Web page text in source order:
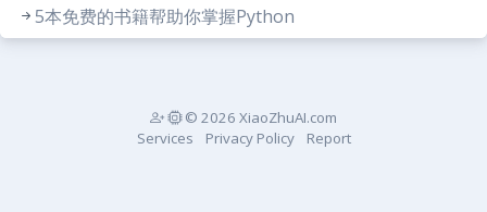
5本免费的书籍帮助你掌握Python
© 2026 XiaoZhuAI.com
Services
Privacy Policy Report